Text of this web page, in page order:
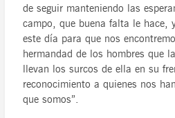
de seguir manteniendo las
campo, que buena falta le hace,
este día para que nos
hermandad de los hombres que
llevan los surcos de ella en su
reconocimiento a quienes nos
que somos”.